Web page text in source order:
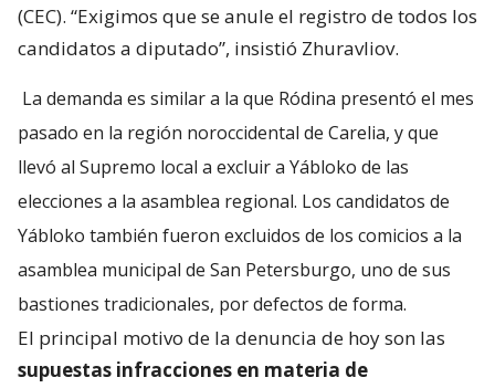
(CEC). “Exigimos que se anule el registro de todos los
candidatos a diputado”, insistió Zhuravliov.
La demanda es similar a la que Ródina presentó el mes
pasado en la región noroccidental de Carelia, y que
llevó al Supremo local a excluir a Yábloko de las
elecciones a la asamblea regional. Los candidatos de
Yábloko también fueron excluidos de los comicios a la
asamblea municipal de San Petersburgo, uno de sus
bastiones tradicionales, por defectos de forma.
El principal motivo de la denuncia de hoy son las
supuestas infracciones en materia de